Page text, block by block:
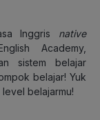
Inggris native
Academy,
sistem belajar
belajar! Yuk
belajarmu!